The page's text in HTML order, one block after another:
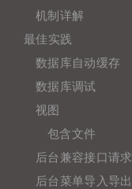
机制详解
最佳实践
数据库自动缓存
数据库调试
视图
包含文件
后台兼容接口请求
后台菜单导入导出